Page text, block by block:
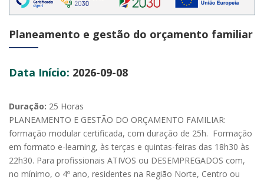
Planeamento e gestão do orçamento familiar
Data Início: 2026-09-08
Duração: 25 Horas
PLANEAMENTO E GESTÃO DO ORÇAMENTO FAMILIAR:
formação modular certificada, com duração de 25h. Formação
em formato e-learning, às terças e quintas-feiras das 18h30 às
22h30. Para profissionais ATIVOS ou DESEMPREGADOS com,
no mínimo, o 4º ano, residentes na Região Norte, Centro ou